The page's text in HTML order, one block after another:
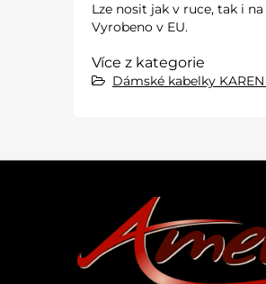
Lze nosit jak v ruce, tak i
Vyrobeno v EU.
Více z kategorie
Dámské kabelky